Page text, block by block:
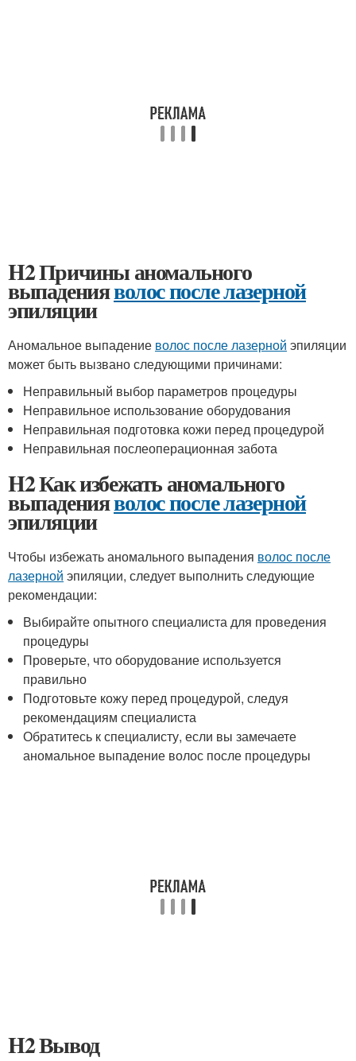
H2 Причины аномального
выпаденияволос после лазерной
эпиляции
Аномальное выпадение волос после лазерной эпиляции
может быть вызвано следующими причинами:
Неправильный выбор параметров процедуры
Неправильное использование оборудования
Неправильная подготовка кожи перед процедурой
Неправильная послеоперационная забота
H2 Как избежать аномального
выпаденияволос после лазерной
эпиляции
Чтобы избежать аномального выпадения волос после
лазерной эпиляции, следует выполнить следующие
рекомендации:
Выбирайте опытного специалиста для проведения
процедуры
Проверьте, что оборудование используется
правильно
Подготовьте кожу перед процедурой, следуя
рекомендациям специалиста
Обратитесь к специалисту, если вы замечаете
аномальное выпадение волос после процедуры
H2 Вывод